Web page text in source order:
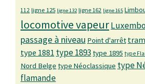
112 ligne 125 ligne 132 ligne 162 ligne 165
locomotive vapeur
passage à niveau Point d'arrêt
type 1881 type 1893 type 1895 type
Nord Belge type Néoclassique type
flamande